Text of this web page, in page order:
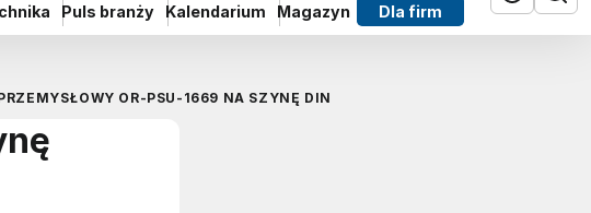
Puls branży Kalendarium Magazyn Dla firm
OR-PSU-1669 NA SZYNĘ DIN